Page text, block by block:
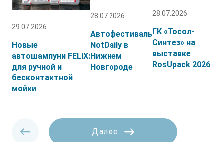
Далее
29.07.2026
Новые
автошампуни FELIX:
для ручной и
бесконтактной
мойки
28.07.2026
Автофестиваль
NotDaily в
Нижнем
Новгороде
28.07.2026
ГК «Тосол-
Синтез» на
выставке
RosUpack 2026
Пензенская обл.
Приморский край
Р. Башкортостан
Р. Бурятия
Р. Ингушетия
Р. Кабардино-Балкарская
Монголия
Приднестровье
Таджикистан
Туркмения
Узбекистан